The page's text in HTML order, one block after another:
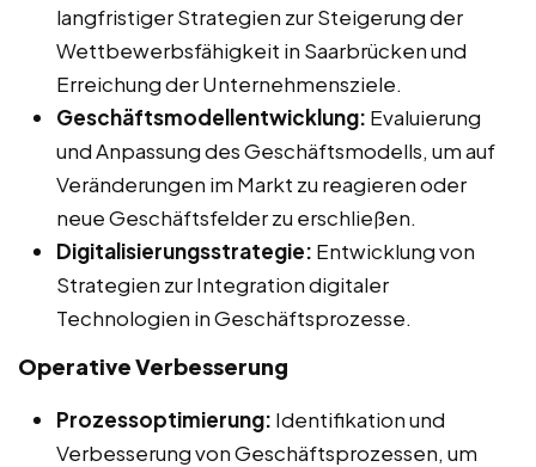
langfristiger Strategien zur Steigerung der
Wettbewerbsfähigkeit in Saarbrücken und
Erreichung der Unternehmensziele.
Geschäftsmodellentwicklung: Evaluierung
und Anpassung des Geschäftsmodells, um auf
Veränderungen im Markt zu reagieren oder
neue Geschäftsfelder zu erschließen.
Digitalisierungsstrategie: Entwicklung von
Strategien zur Integration digitaler
Technologien in Geschäftsprozesse.
Operative Verbesserung
Prozessoptimierung: Identifikation und
Verbesserung von Geschäftsprozessen, um